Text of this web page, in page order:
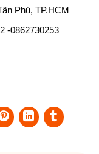
Phú, TP.HCM
-0862730253